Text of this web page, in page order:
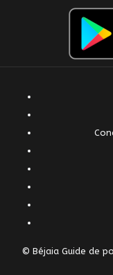
© Béjaia Guide de